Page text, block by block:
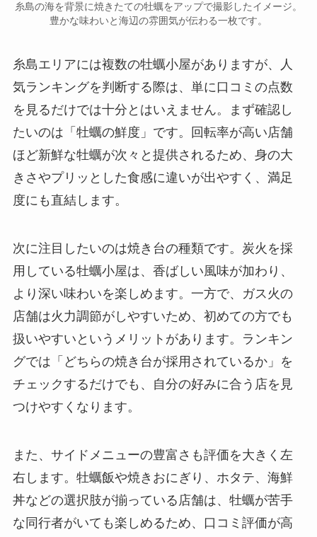
糸島の海を背景に焼きたての牡蠣をアップで撮影したイメージ。
豊かな味わいと海辺の雰囲気が伝わる一枚です。
糸島エリアには複数の牡蠣小屋がありますが、人
気ランキングを判断する際は、単に口コミの点数
を見るだけでは十分とはいえません。まず確認し
たいのは「牡蠣の鮮度」です。回転率が高い店舗
ほど新鮮な牡蠣が次々と提供されるため、身の大
きさやプリッとした食感に違いが出やすく、満足
度にも直結します。
次に注目したいのは焼き台の種類です。炭火を採
用している牡蠣小屋は、香ばしい風味が加わり、
より深い味わいを楽しめます。一方で、ガス火の
店舗は火力調節がしやすいため、初めての方でも
扱いやすいというメリットがあります。ランキン
グでは「どちらの焼き台が採用されているか」を
チェックするだけでも、自分の好みに合う店を見
つけやすくなります。
また、サイドメニューの豊富さも評価を大きく左
右します。牡蠣飯や焼きおにぎり、ホタテ、海鮮
丼などの選択肢が揃っている店舗は、牡蠣が苦手
な同行者がいても楽しめるため、口コミ評価が高